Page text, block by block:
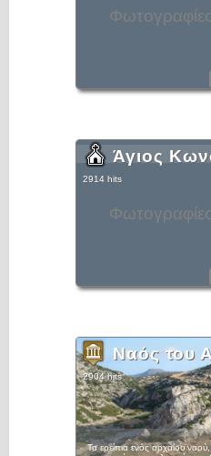
Άγιος
2914 hits
Ναός του
2904 hits
Τα ερείπια ενός αρχαίου